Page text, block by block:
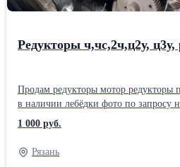
Редукторы ч,чс,2ч,ц2у,
Продам редукторы мотор редукторы
в наличии лебёдки фото по запросу
тельферы Болгария резина
мпо2-15 мр1-315 питатель
новый есть рм650 в железном
корпусе а также ч,чс,2ч,ц2у, ц3у,
1 000 руб.
Рязань